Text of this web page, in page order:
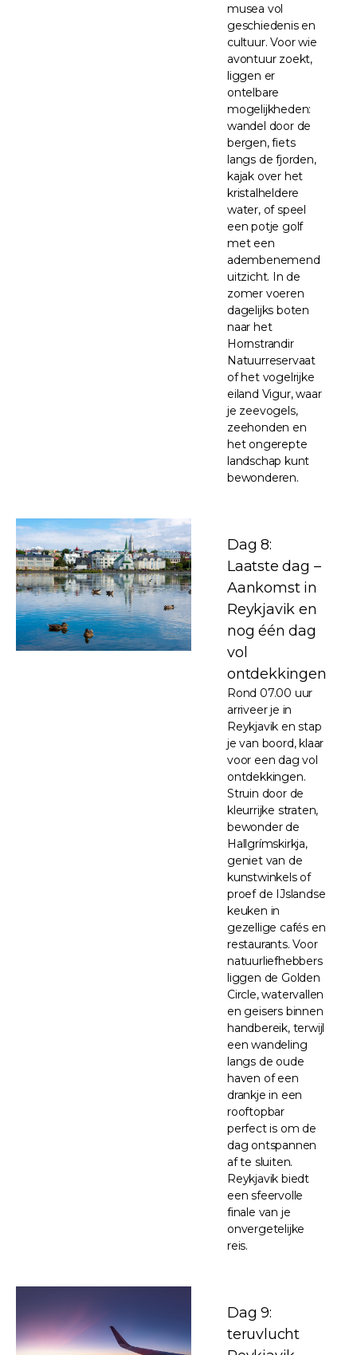
musea vol
geschiedenis en
cultuur. Voor wie
avontuur zoekt,
liggen er
ontelbare
mogelijkheden:
wandel door de
bergen, fiets
langs de fjorden,
kajak over het
kristalheldere
water, of speel
een potje golf
met een
adembenemend
uitzicht. In de
zomer voeren
dagelijks boten
naar het
Hornstrandir
Natuurreservaat
of het vogelrijke
eiland Vigur, waar
je zeevogels,
zeehonden en
het ongerepte
landschap kunt
bewonderen.
Dag 8:
Laatste dag –
Aankomst in
Reykjavik en
nog één dag
vol
ontdekkingen
Rond 07.00 uur
arriveer je in
Reykjavik en stap
je van boord, klaar
voor een dag vol
ontdekkingen.
Struin door de
kleurrijke straten,
bewonder de
Hallgrímskirkja,
geniet van de
kunstwinkels of
proef de IJslandse
keuken in
gezellige cafés en
restaurants. Voor
natuurliefhebbers
liggen de Golden
Circle, watervallen
en geisers binnen
handbereik, terwijl
een wandeling
langs de oude
haven of een
drankje in een
rooftopbar
perfect is om de
dag ontspannen
af te sluiten.
Reykjavik biedt
een sfeervolle
finale van je
onvergetelijke
reis.
Dag 9:
teruvlucht